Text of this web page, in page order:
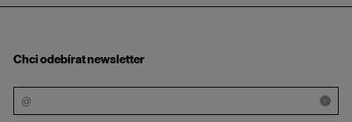
Chci odebírat newsletter
i